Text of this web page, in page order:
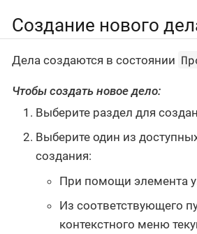
Создание нового
Дела создаются в состоянии
Чтобы создать новое дело:
Выберите раздел для
Выберите один из
создания:
При помощи элемента
Из соответствующего
контекстного меню